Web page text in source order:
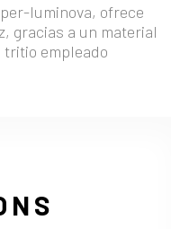
luminova, ofrece
gracias a un material
tritio empleado